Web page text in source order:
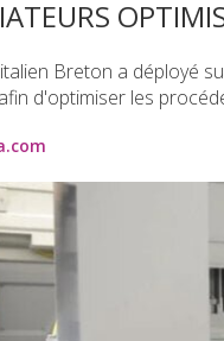
Breton a déployé
d'optimiser les